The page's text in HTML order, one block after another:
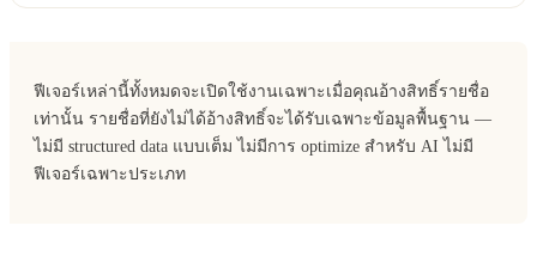
ฟีเจอร์เหล่านี้ทั้งหมดจะเปิดใช้งานเฉพาะเมื่อคุณอ้างสิทธิ์รายชื่อ
เท่านั้น รายชื่อที่ยังไม่ได้อ้างสิทธิ์จะได้รับเฉพาะข้อมูลพื้นฐาน —
ไม่มี structured data แบบเต็ม ไม่มีการ optimize สำหรับ AI ไม่มี
ฟีเจอร์เฉพาะประเภท